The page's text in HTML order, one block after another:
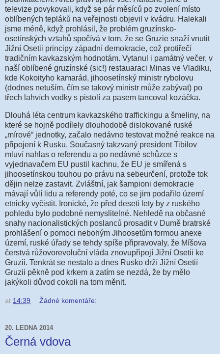
televize povykovali, když se pár měsíců po zvolení místo
oblíbených tepláků na veřejnosti objevil v kvádru. Halekali
jsme méně, když prohlásil, že problém gruzínsko-
osetínských vztahů spočívá v tom, že se Gruzie snaží vnutit
Jižní Osetii principy západní demokracie, což protiřečí
tradičním kavkazským hodnotám. Vytanul i památný večer, v
naší oblíbené gruzínské (sic!) restauaraci Minas ve Vladiku,
kde Kokoityho kamarád, jihoosetínský ministr rybolovu
(dodnes netuším, čím se takový ministr může zabývat) po
třech lahvích vodky s pistolí za pasem tancoval kozáčka.
Dlouhá léta centrum kavkazského traffickingu a šmeliny, na
které se hojně podílely dlouhodobě dislokované ruské
„mírové“ jednotky, začalo nedávno testovat možné reakce na
připojení k Rusku. Současný takzvaný president Tibilov
mluví nahlas o referendu a po nedávné schůzce s
vyjednavačem EU pustil kachnu, že EU je smířená s
jihoosetínskou touhou po právu na sebeurčení, protože tok
dějin nelze zastavit. Zvláštní, jak šampioni demokracie
mávají vůlí lidu a referendy poté, co se jim podařilo území
etnicky vyčistit. Ironické, že před deseti lety by z ruského
pohledu bylo podobné nemyslitelné. Nehledě na občasné
snahy nacionalistických poslanců prosadit v Dumě bratrské
prohlášení o pomoci nebohým Jihoosetům formou anexe
území, ruské úřady se tehdy spíše připravovaly, že Míšova
čerstvá růžovorevoluční vláda znovupřipojí Jižní Osetii ke
Gruzii. Tenkrát se nestalo a dnes Rusko drží Jižní Osetií
Gruzii pěkně pod krkem a zatím se nezdá, že by mělo
jakýkoli důvod cokoli na tom měnit.
at 14:39 Žádné komentáře:
20. LEDNA 2014
Černá vdova